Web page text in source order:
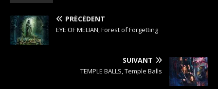
PRÉCÉDENT
EYE OF MELIAN, Forest of Forgetting
SUIVANT
TEMPLE BALLS, Temple Balls